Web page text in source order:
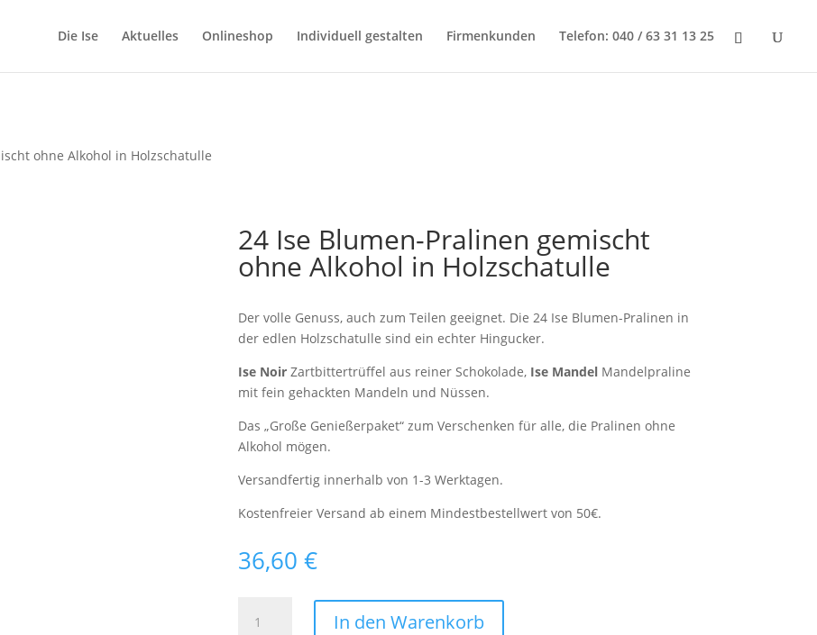
Die Ise Aktuelles Onlineshop Individuell gestalten Firmenkunden Telefon: 040 / 63 31 13 25
ohne Alkohol in Holzschatulle
24 Ise Blumen-Pralinen gemischt
ohne Alkohol in Holzschatulle
Der volle Genuss, auch zum Teilen geeignet. Die 24 Ise Blumen-Pralinen in
der edlen Holzschatulle sind ein echter Hingucker.
Ise NoirZartbittertrüffel aus reiner Schokolade, Ise Mandel Mandelpraline
mit fein gehackten Mandeln und Nüssen.
Das „Große Genießerpaket“ zum Verschenken für alle, die Pralinen ohne
Alkohol mögen.
Versandfertig innerhalb von 1-3 Werktagen.
Kostenfreier Versand ab einem Mindestbestellwert von 50€.
36,60 €
In den Warenkorb